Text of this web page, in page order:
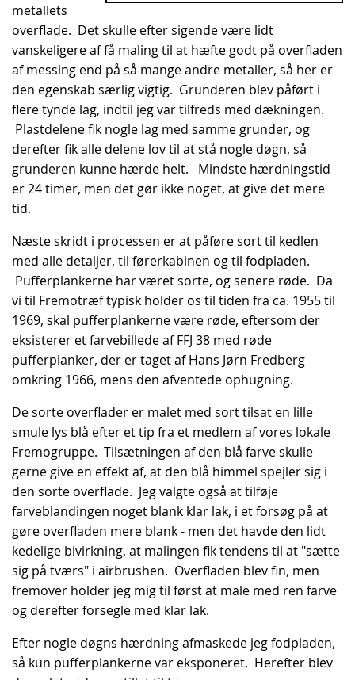
metallets
overflade. Det skulle efter sigende være lidt
vanskeligere af få maling til at hæfte godt på overfladen
af messing end på så mange andre metaller, så her er
den egenskab særlig vigtig. Grunderen blev påført i
flere tynde lag, indtil jeg var tilfreds med dækningen.
Plastdelene fik nogle lag med samme grunder, og
derefter fik alle delene lov til at stå nogle døgn, så
grunderen kunne hærde helt. Mindste hærdningstid
er 24 timer, men det gør ikke noget, at give det mere
tid.
Næste skridt i processen er at påføre sort til kedlen
med alle detaljer, til førerkabinen og til fodpladen.
Pufferplankerne har været sorte, og senere røde. Da
vi til Fremotræf typisk holder os til tiden fra ca. 1955 til
1969, skal pufferplankerne være røde, eftersom der
eksisterer et farvebillede af FFJ 38 med røde
pufferplanker, der er taget af Hans Jørn Fredberg
omkring 1966, mens den afventede ophugning.
De sorte overflader er malet med sort tilsat en lille
smule lys blå efter et tip fra et medlem af vores lokale
Fremogruppe. Tilsætningen af den blå farve skulle
gerne give en effekt af, at den blå himmel spejler sig i
den sorte overflade. Jeg valgte også at tilføje
farveblandingen noget blank klar lak, i et forsøg på at
gøre overfladen mere blank - men det havde den lidt
kedelige bivirkning, at malingen fik tendens til at "sætte
sig på tværs" i airbrushen. Overfladen blev fin, men
fremover holder jeg mig til først at male med ren farve
og derefter forsegle med klar lak.
Efter nogle døgns hærdning afmaskede jeg fodpladen,
så kun pufferplankerne var eksponeret. Herefter blev